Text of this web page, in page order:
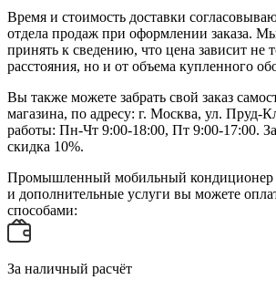
Время и стоимость доставки
отдела продаж при оформлении заказа.
принять к сведению, что цена зависит не
расстояния, но и от объема купленного
Вы также можете забрать свой заказ
магазина, по адресу: г. Москва, ул. Пруд-
работы: Пн-Чт 9:00-18:00, Пт 9:00-17:00.
скидка 10%.
Промышленный мобильный
и дополнительные услуги вы можете
способами:
За наличный расчёт